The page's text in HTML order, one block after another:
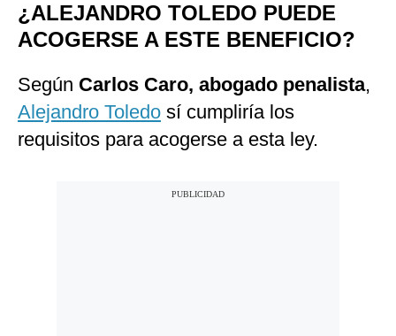
¿ALEJANDRO TOLEDO PUEDE
ACOGERSE A ESTE BENEFICIO?
Según Carlos Caro, abogado penalista,
Alejandro Toledo sí cumpliría los
requisitos para acogerse a esta ley.